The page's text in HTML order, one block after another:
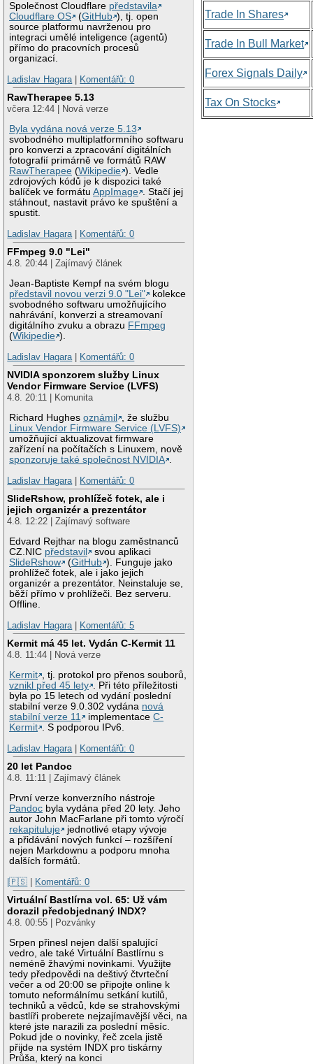
Společnost Cloudflare představila
Cloudflare OS
(GitHub ), tj. open
source platformu navrženou pro
integraci umělé inteligence (agentů)
přímo do pracovních procesů
organizací.
Ladislav Hagara
Komentářů: 0
RawTherapee 5.13
včera 12:44 | Nová verze
Byla vydána nová verze 5.13
svobodného multiplatformního softwaru
pro konverzi a zpracování digitálních
fotografií primárně ve formátů RAW
RawTherapee (Wikipedie ). Vedle
zdrojových kódů je k dispozici také
balíček ve formátuAppImage . Stačí jej
stáhnout, nastavit právo ke spuštění a
spustit.
Ladislav Hagara
Komentářů: 0
FFmpeg 9.0 "Lei"
4.8. 20:44 | Zajímavý článek
Jean-Baptiste Kempf na svém blogu
představil novou verzi 9.0 "Lei"
kolekce
svobodného softwaru umožňujícího
nahrávání, konverzi a streamovaní
digitálního zvuku a obrazu FFmpeg
(Wikipedie ).
Ladislav Hagara
Komentářů: 0
NVIDIA sponzorem služby Linux
Vendor Firmware Service (LVFS)
4.8. 20:11 | Komunita
Richard Hughesoznámil
, že službu
Linux Vendor Firmware Service (LVFS)
umožňující aktualizovat firmware
zařízení na počítačích s Linuxem, nově
sponzoruje také společnost NVIDIA .
Ladislav Hagara | Komentářů: 0
SlideRshow, prohlížeč fotek, ale i
jejich organizér a prezentátor
4.8. 12:22 | Zajímavý software
Edvard Rejthar na blogu zaměstnanců
CZ.NIC představil
svou aplikaci
SlideRshow
(GitHub ). Funguje jako
prohlížeč fotek, ale i jako jejich
organizér a prezentátor. Neinstaluje se,
běží přímo v prohlížeči. Bez serveru.
Offline.
Ladislav Hagara | Komentářů: 5
Kermit má 45 let. Vydán C-Kermit 11
4.8. 11:44 | Nová verze
Kermit , tj. protokol pro přenos souborů,
vznikl před 45 lety . Při této příležitosti
byla po 15 letech od vydání poslední
stabilní verze 9.0.302 vydána nová
stabilní verze 11
implementaceC-
Kermit . S podporou IPv6.
Ladislav Hagara | Komentářů: 0
20 let Pandoc
4.8. 11:11 | Zajímavý článek
První verze konverzního nástroje
Pandoc byla vydána před 20 lety. Jeho
autor John MacFarlane při tomto výročí
rekapituluje
jednotlivé etapy vývoje
a přidávání nových funkcí – rozšíření
nejen Markdownu a podporu mnoha
dalších formátů.
|🇵🇸 | Komentářů: 0
Virtuální Bastlírna vol. 65: Už vám
dorazil předobjednaný INDX?
4.8. 00:55 | Pozvánky
Srpen přinesl nejen další spalující
vedro, ale také Virtuální Bastlírnu s
neméně žhavými novinkami. Využijte
tedy předpovědi na deštivý čtvrteční
večer a od 20:00 se připojte online k
tomuto neformálnímu setkání kutilů,
techniků a vědců, kde se strahovskými
bastlíři proberete nejzajímavější věci, na
které jste narazili za poslední měsíc.
Pokud jde o novinky, řeč zcela jistě
přijde na systém INDX pro tiskárny
Průša, který na konci
Trade In Shares
Trade In Bull Market
Forex Signals Daily
Tax On Stocks